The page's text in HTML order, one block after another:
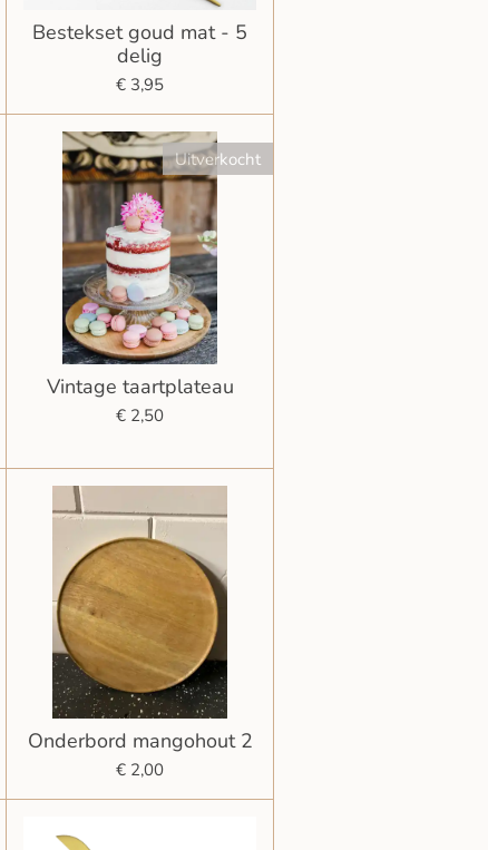
Bestekset goud mat - 5
delig
€ 3,95
Uitverkocht
Vintage taartplateau
€ 2,50
Onderbord mangohout 2
€ 2,00